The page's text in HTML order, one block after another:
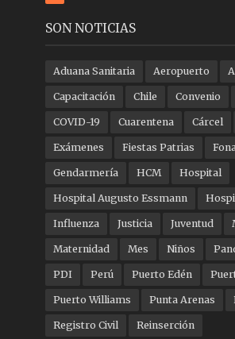
SON NOTICIAS
Aduana Sanitaria Aeropuerto
Capacitación Chile Convenio
COVID-19 Cuarentena Cárcel
Exámenes Fiestas Patrias
Gendarmería HCM Hospital
Hospital Augusto Essmann
Influenza Justicia Juventud
Maternidad Mes Niños
PDI Perú Puerto Edén
Puerto Williams Punta Arenas
Registro Civil Reinserción